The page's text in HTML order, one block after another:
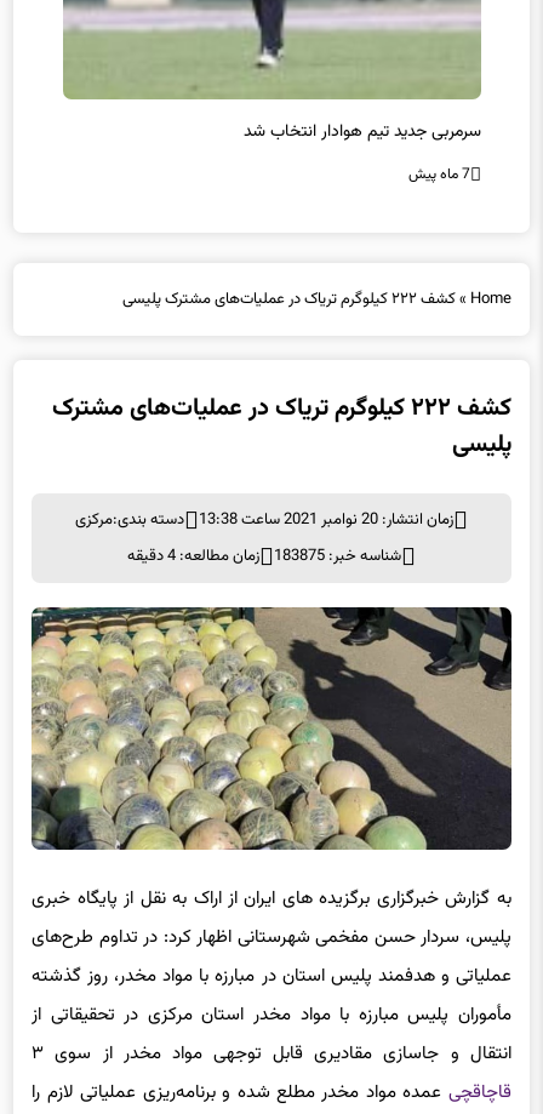
سرمربی جدید تیم هوادار انتخاب شد
7 ماه پیش
Home
»کشف ۲۲۲ کیلوگرم تریاک در عملیات‌های مشترک پلیسی
کشف ۲۲۲ کیلوگرم تریاک در عملیات‌های مشترک
پلیسی
زمان انتشار: 20 نوامبر 2021 ساعت 13:38 دسته بندی:مرکزی
شناسه خبر: 183875
زمان مطالعه: 4 دقیقه
به گزارش خبرگزاری برگزیده های ایران از اراک به نقل از پایگاه خبری
پلیس، سردار حسن مفخمی شهرستانی اظهار کرد: در تداوم طرح‌های
عملیاتی و هدفمند پلیس استان در مبارزه با مواد مخدر، روز گذشته
مأموران پلیس مبارزه با مواد مخدر استان مرکزی در تحقیقاتی از
انتقال و جاسازی مقادیری قابل توجهی مواد مخدر از سوی ۳
قاچاقچی عمده مواد مخدر مطلع شده و برنامه‌ریزی عملیاتی لازم را